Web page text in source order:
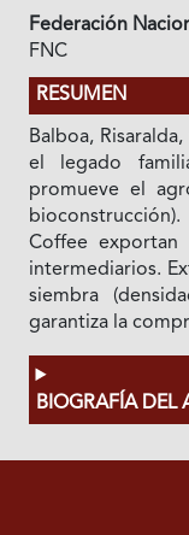
Federación
FNC
RESUMEN
Balboa,
el legado
promueve el
Coffee exportan
intermediarios.
siembra
garantiza la
BIOGRAFÍA DEL